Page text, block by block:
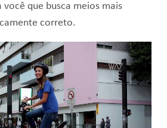
que busca meios mais
correto.